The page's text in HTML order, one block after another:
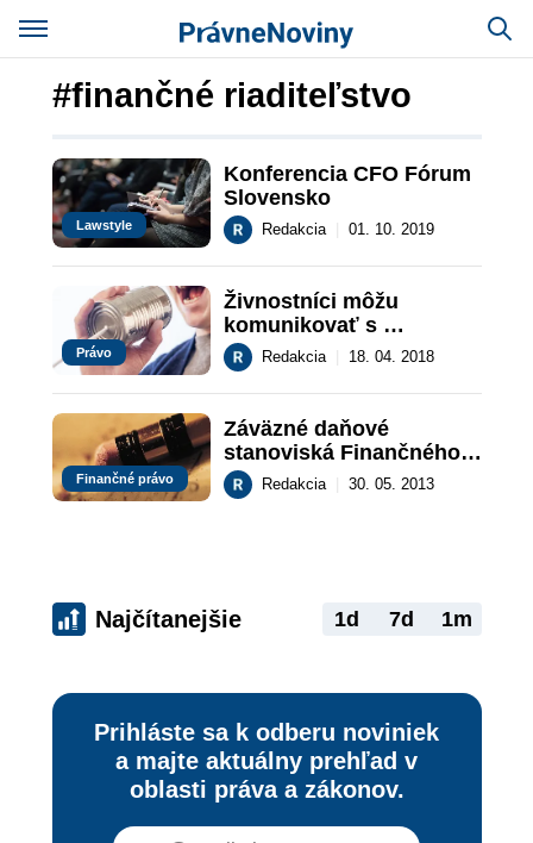
#finančné riaditeľstvo
Lawstyle
Konferencia CFO Fórum
Slovensko
Redakcia 01. 10. 2019
Právo
Živnostníci môžu
komunikovať s
finančnou správou cez
elektronický občiansky
Redakcia 18. 04. 2018
Finančné právo
Záväzné daňové
stanoviská Finančného
riaditeľstva Slovenskej
republiky
Redakcia 30. 05. 2013
Najčítanejšie 1d 7d 1m
Prihláste sa k odberu noviniek
a majte aktuálny prehľad v
oblasti práva a zákonov.